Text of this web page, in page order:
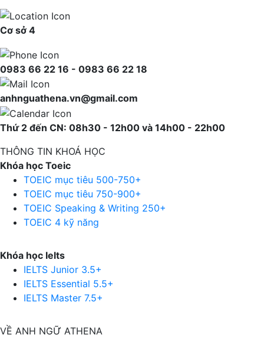
Cơ sở 4
0983 66 22 16 - 0983 66 22 18
anhnguathena.vn@gmail.com
Thứ 2 đến CN: 08h30 - 12h00 và 14h00 - 22h00
THÔNG TIN KHOÁ HỌC
Khóa học Toeic
TOEIC mục tiêu 500-750+
TOEIC mục tiêu 750-900+
TOEIC Speaking & Writing 250+
TOEIC 4 kỹ năng
Khóa học Ielts
IELTS Junior 3.5+
IELTS Essential 5.5+
IELTS Master 7.5+
VỀ ANH NGỮ ATHENA